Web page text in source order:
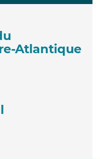
Atlantique